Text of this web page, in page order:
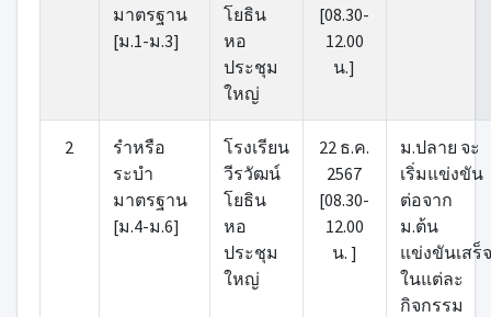
มาตรฐาน
[ม.1-ม.3]
โยธิน
หอ
ประชุม
ใหญ่
[08.30-
12.00
น.]
2
รําหรือ
ระบํา
มาตรฐาน
[ม.4-ม.6]
โรงเรียน
วีรวัฒน์
โยธิน
หอ
ประชุม
ใหญ่
22 ธ.ค.
2567
[08.30-
12.00
น. ]
ม.ปลาย จะ
เริ่มแข่งขัน
ต่อจาก
ม.ต้น
แข่งขันเสร็จ
ในแต่ละ
กิจกรรม